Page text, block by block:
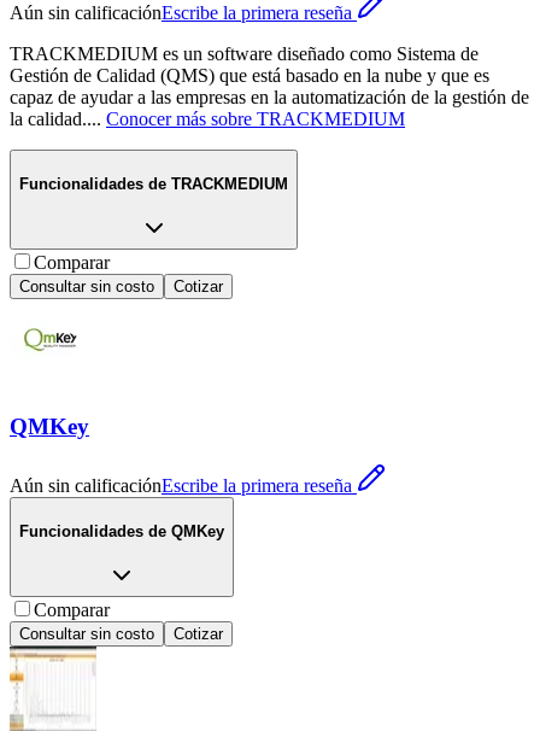
Aún sin calificaciónEscribe la primera reseña
TRACKMEDIUM es un software diseñado como Sistema de
Gestión de Calidad (QMS) que está basado en la nube y que es
capaz de ayudar a las empresas en la automatización de la gestión de
la calidad.... Conocer más sobre TRACKMEDIUM
Funcionalidades de TRACKMEDIUM
Comparar
Consultar sin costo Cotizar
QMKey
Aún sin calificaciónEscribe la primera reseña
Funcionalidades de QMKey
Comparar
Consultar sin costo Cotizar